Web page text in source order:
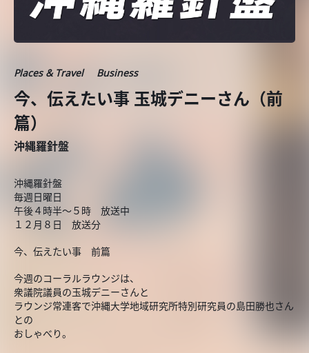
Places & Travel Business
今、伝えたい事 玉城デニーさん（前
篇）
沖縄羅針盤
沖縄羅針盤
毎週日曜日
午後４時半～５時 放送中
１２月８日 放送分
今、伝えたい事 前篇
今週のコーラルラウンジは、
衆議院議員の玉城デニーさんと
ラウンジ常連客で沖縄大学地域研究所特別研究員の島田勝也さん
との
おしゃべり。